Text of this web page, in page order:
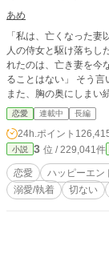
あめ
「私は、亡くなった妻以外を愛する気
人の侍女と駆け落ちした。 残された侯爵令嬢リリーに新たな縁談とし
れたのは、亡き妻を今なお
ることはない」 そう言い切る夫に、リリーは静かに微笑んで頷いた。 彼女にも
また、胸の奥にしまい続ける”
れられないまま始まった、冷え切っ
われるリリーの優しさ
わり始める。 だが、その矢先。 ヴィンセントは、リリーが一人の男と親しげに
語り合う姿を目撃してしまう。 「あの男は何だ」 「私
も、その人だけを想っています」 激しく動揺し、彼
そんな夫を見つめ、リリーは不
以外は愛する気はないと仰ってい
期で、15時、0時に投
恋愛 連載中 長編
24h.ポイント
小説 3 位 / 229,041件
恋愛 ハッピーエン
溺愛/執着
切ない